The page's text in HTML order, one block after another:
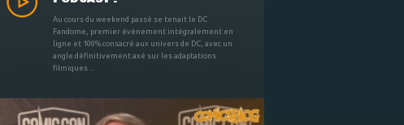
Au cours du weekend passé se tenait le DC
Fandome, premier évènement intégralement en
ligne et 100% consacré aux univers de DC, avec un
angle définitivement axé sur les adaptations
filmiques ...